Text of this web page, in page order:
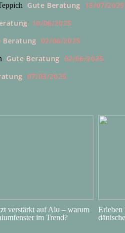
Gute Beratung 15/07/2025
10/06/2025
Beratung 02/06/2025
Gute Beratung 02/06/2025
07/03/2025
verstärkt auf Alu – warum
im Trend?
Erleben